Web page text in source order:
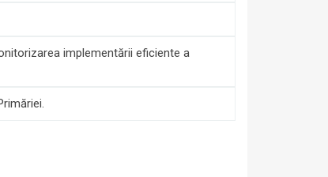
implementării eficiente a